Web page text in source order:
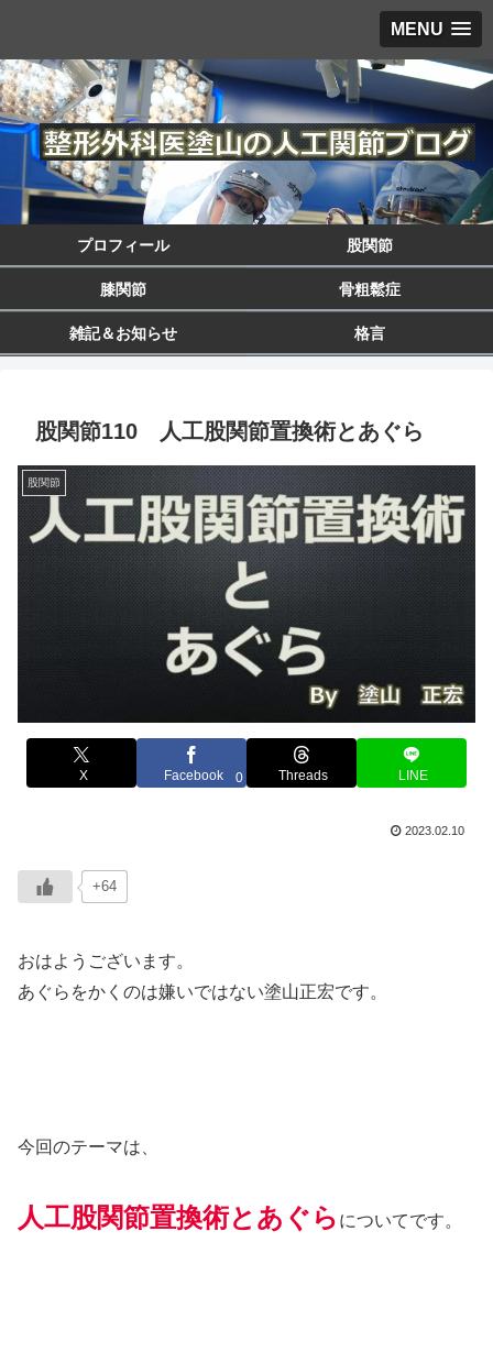
MENU
プロフィール 股関節
膝関節 骨粗鬆症
雑記＆お知らせ 格言
股関節110 人工股関節置換術とあぐら
股関節
X Facebook 0 Threads LINE
2023.02.10
+64
おはようございます。
あぐらをかくのは嫌いではない塗山正宏です。
今回のテーマは、
人工股関節置換術とあぐら についてです。